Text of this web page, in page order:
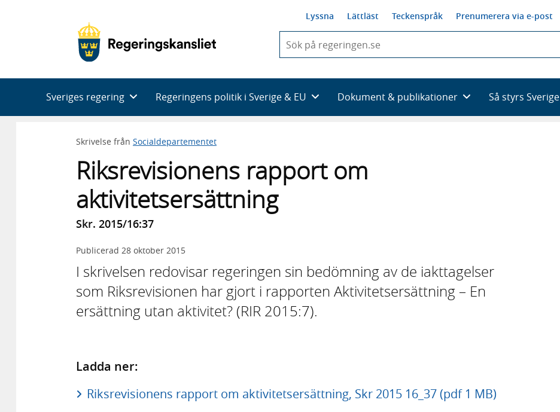
Lyssna Lättläst Teckenspråk Prenumerera via e-post
du
skriva
framträder
en
Sveriges regering Regeringens politik i Sverige & EU Dokument & publikationer Så styrs Sverige
Skrivelse från Socialdepartementet
Riksrevisionens rapport om
aktivitetsersättning
Skr. 2015/16:37
Publicerad 28 oktober 2015
I skrivelsen redovisar regeringen sin bedömning av de iakttagelser
som Riksrevisionen har gjort i rapporten Aktivitetsersättning – En
ersättning utan aktivitet? (RIR 2015:7).
Ladda ner:
Riksrevisionens rapport om aktivitetsersättning, Skr 2015 16_37 (pdf 1 MB)